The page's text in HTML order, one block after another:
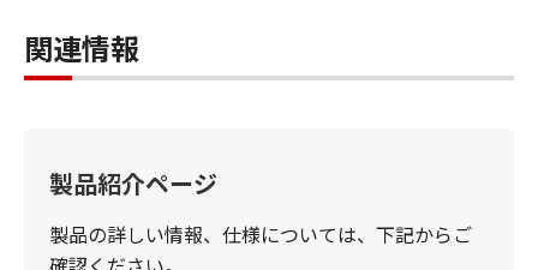
関連情報
製品紹介ページ
製品の詳しい情報、仕様については、下記からご